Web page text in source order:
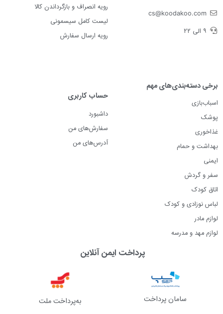
cs@koodakoo.com
۹ الی ۲۲
رویه انصراف و بازگرداندن کالا
لیست کامل سیسمونی
رویه ارسال سفارش
برخی دسته‌بندی‌های مهم
اسباب‌بازی
پوشک
غذاخوری
بهداشت و حمام
ایمنی
سفر و گردش
اتاق کودک
لباس نوزادی و کودک
لوازم مادر
لوازم مهد و مدرسه
حساب کاربری
داشبورد
سفارش‌های من
آدرس‌های من
پرداخت ایمن آنلاین
سامان پرداخت به‌پرداخت ملت